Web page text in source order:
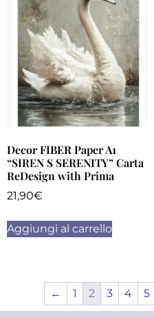
Decor FIBER Paper A1
“SIREN S SERENITY” Carta
ReDesign with Prima
21,90€
Aggiungi al carrello
← 1 2 3 4 5